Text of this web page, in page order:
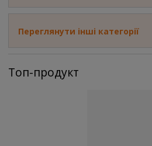
о
н
Переглянути інші категорії
Топ-продукт